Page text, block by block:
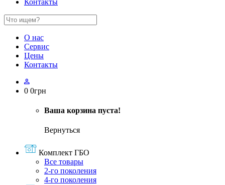
О нас
Сервис
Цены
Контакты
0 0грн
Ваша корзина пуста!
Вернуться
Комплект ГБО
Все товары
2-го поколения
4-го поколения